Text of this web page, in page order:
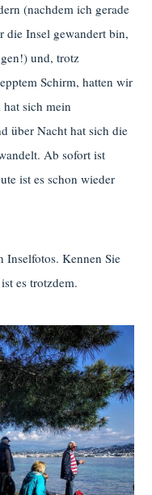
(nachdem ich gerade
die Insel gewandert bin,
und, trotz
Schirm, hatten wir
sich mein
über Nacht hat sich die
Ab sofort ist
ist es schon wieder
Inselfotos. Kennen Sie
es trotzdem.